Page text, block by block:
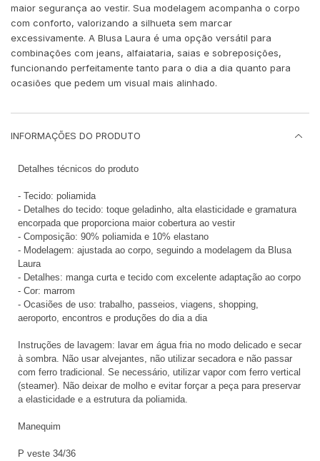
maior segurança ao vestir. Sua modelagem acompanha o corpo
com conforto, valorizando a silhueta sem marcar
excessivamente. A Blusa Laura é uma opção versátil para
combinações com jeans, alfaiataria, saias e sobreposições,
funcionando perfeitamente tanto para o dia a dia quanto para
ocasiões que pedem um visual mais alinhado.
INFORMAÇÕES DO PRODUTO
Detalhes técnicos do produto
- Tecido: poliamida
- Detalhes do tecido: toque geladinho, alta elasticidade e gramatura
encorpada que proporciona maior cobertura ao vestir
- Composição: 90% poliamida e 10% elastano
- Modelagem: ajustada ao corpo, seguindo a modelagem da Blusa
Laura
- Detalhes: manga curta e tecido com excelente adaptação ao corpo
- Cor: marrom
- Ocasiões de uso: trabalho, passeios, viagens, shopping,
aeroporto, encontros e produções do dia a dia
Instruções de lavagem: lavar em água fria no modo delicado e secar
à sombra. Não usar alvejantes, não utilizar secadora e não passar
com ferro tradicional. Se necessário, utilizar vapor com ferro vertical
(steamer). Não deixar de molho e evitar forçar a peça para preservar
a elasticidade e a estrutura da poliamida.
Manequim
P veste 34/36